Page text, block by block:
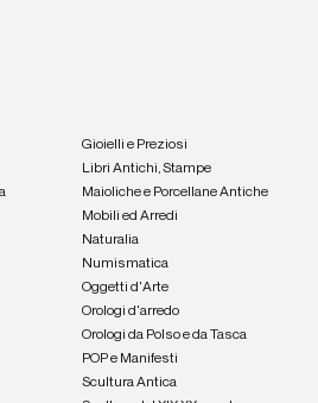
Gioielli e Preziosi
Libri Antichi, Stampe
Maioliche e Porcellane Antiche
Mobili ed Arredi
Naturalia
Numismatica
Oggetti d'Arte
Orologi d'arredo
Orologi da Polso e da Tasca
POP e Manifesti
Scultura Antica